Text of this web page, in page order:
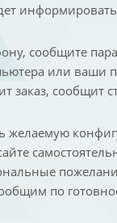
сообщите
или ваши
заказ, сообщит
желаемую
по